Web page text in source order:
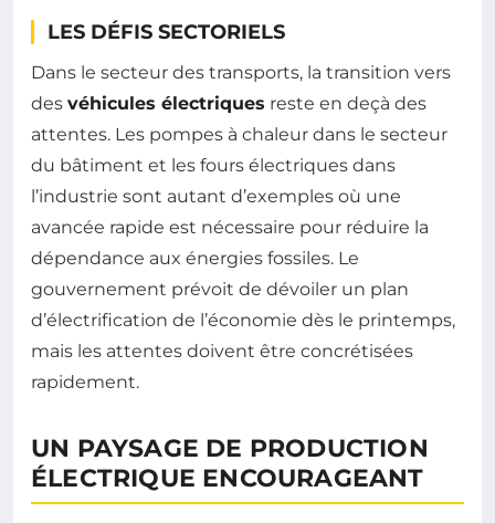
LES DÉFIS SECTORIELS
Dans le secteur des transports, la transition vers
des véhicules électriques reste en deçà des
attentes. Les pompes à chaleur dans le secteur
du bâtiment et les fours électriques dans
l’industrie sont autant d’exemples où une
avancée rapide est nécessaire pour réduire la
dépendance aux énergies fossiles. Le
gouvernement prévoit de dévoiler un plan
d’électrification de l’économie dès le printemps,
mais les attentes doivent être concrétisées
rapidement.
UN PAYSAGE DE PRODUCTION
ÉLECTRIQUE ENCOURAGEANT